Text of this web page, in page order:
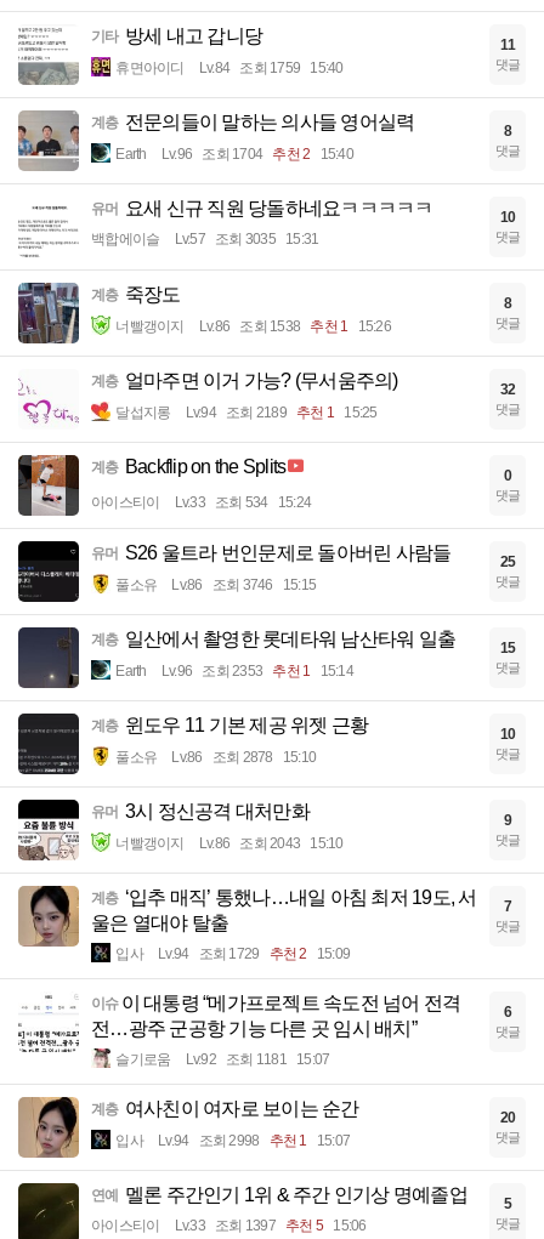
기타 방세 내고 갑니당
휴면아이디 Lv.84 조회 1759 15:40
11
댓글
계층 전문의들이 말하는 의사들 영어실력
Earth Lv.96 조회 1704 추천 2 15:40
8
댓글
유머 요새 신규 직원 당돌하네요ㅋㅋㅋㅋㅋ
백합에이슬 Lv.57 조회 3035 15:31
10
댓글
계층 죽장도
너빨갱이지 Lv.86 조회 1538 추천 1 15:26
8
댓글
계층 얼마주면 이거 가능? (무서움주의)
달섭지롱 Lv.94 조회 2189 추천 1 15:25
32
댓글
계층 Backflip on the Splits
아이스티이 Lv.33 조회 534 15:24
0
댓글
유머 S26 울트라 번인문제로 돌아버린 사람들
풀소유 Lv.86 조회 3746 15:15
25
댓글
계층 일산에서 촬영한 롯데타워 남산타워 일출
Earth Lv.96 조회 2353 추천 1 15:14
15
댓글
계층 윈도우 11 기본 제공 위젯 근황
풀소유 Lv.86 조회 2878 15:10
10
댓글
유머 3시 정신공격 대처만화
너빨갱이지 Lv.86 조회 2043 15:10
9
댓글
계층 ‘입추 매직’ 통했나…내일 아침 최저 19도, 서
울은 열대야 탈출
입사 Lv.94 조회 1729 추천 2 15:09
7
댓글
이슈 ​이 대통령 “메가프로젝트 속도전 넘어 전격
전…광주 군공항 기능 다른 곳 임시 배치”
슬기로움 Lv.92 조회 1181 15:07
6
댓글
계층 여사친이 여자로 보이는 순간
입사 Lv.94 조회 2998 추천 1 15:07
20
댓글
연예 멜론 주간인기 1위 & 주간 인기상 명예졸업
아이스티이 Lv.33 조회 1397 추천 5 15:06
5
댓글